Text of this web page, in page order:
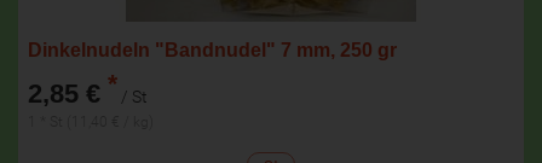
Dinkelnudeln "Bandnudel" 7 mm, 250 gr
2,85 € * / St